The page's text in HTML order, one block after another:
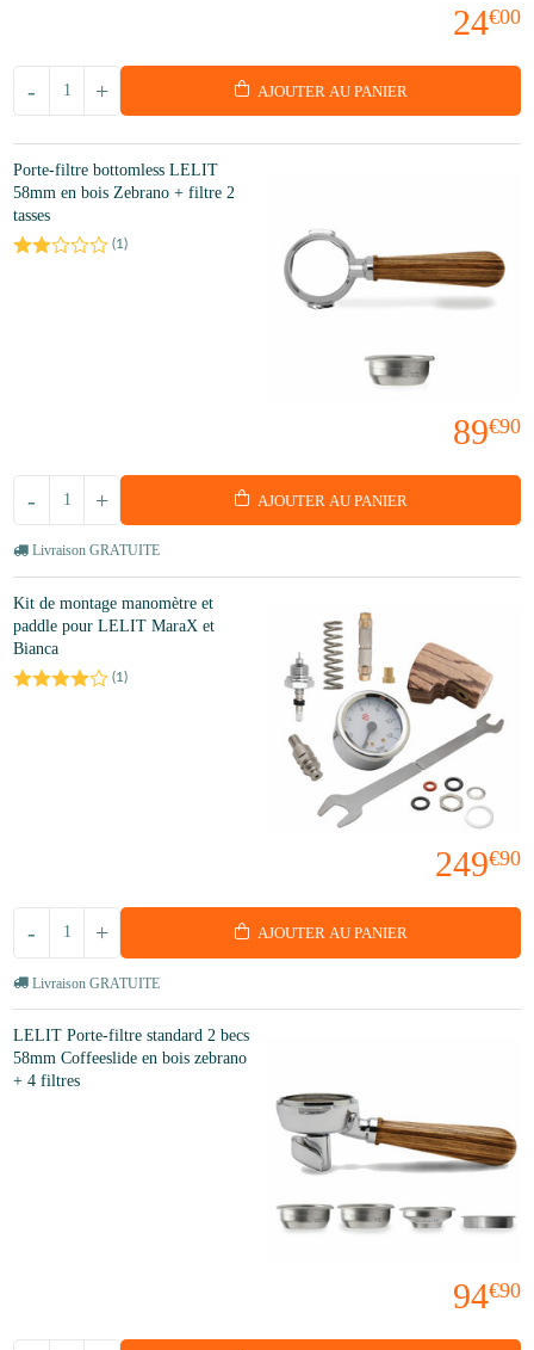
24€00
+
- AJOUTER AU PANIER
Porte-filtre bottomless LELIT
58mm en bois Zebrano + filtre 2
tasses
(1 )
89€90
+
- AJOUTER AU PANIER
Livraison GRATUITE
Kit de montage manomètre et
paddle pour LELIT MaraX et
Bianca
(1)
249€90
+
- AJOUTER AU PANIER
Livraison GRATUITE
LELIT Porte-filtre standard 2 becs
58mm Coffeeslide en bois zebrano
+ 4 filtres
94€90